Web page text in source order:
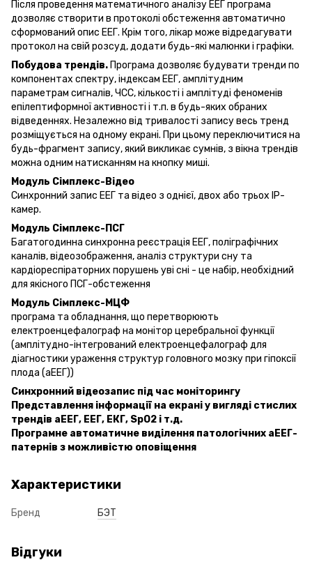
Після проведення математичного аналізу ЕЕГ програма
дозволяє створити в протоколі обстеження автоматично
сформований опис ЕЕГ. Крім того, лікар може відредагувати
протокол на свій розсуд, додати будь-які малюнки і графіки.
Побудова трендів. Програма дозволяє будувати тренди по
компонентах спектру, індексам ЕЕГ, амплітудним
параметрам сигналів, ЧСС, кількості і амплітуді феноменів
епілептиформної активності і т.п. в будь-яких обраних
відведеннях. Незалежно від тривалості запису весь тренд
розміщується на одному екрані. При цьому переключитися на
будь-фрагмент запису, який викликає сумнів, з вікна трендів
можна одним натисканням на кнопку миші.
Модуль Сімплекс-Відео
Синхронний запис ЕЕГ та відео з однієї, двох або трьох ІР-
камер.
Модуль Сімплекс-ПСГ
Багатогодинна синхронна реєстрація ЕЕГ, поліграфічних
каналів, відеозображення, аналіз структури сну та
кардіореспіраторних порушень уві сні - це набір, необхідний
для якісного ПСГ-обстеження
Модуль Сімплекс-МЦФ
програма та обладнання, що перетворюють
електроенцефалограф на монітор церебральної функції
(амплітудно-інтегрований електроенцефалограф для
діагностики ураження структур головного мозку при гіпоксії
плода (аЕЕГ))
Синхронний відеозапис під час моніторингу
Представлення інформації на екрані у вигляді стислих
трендів аЕЕГ, ЕЕГ, ЕКГ, SрО2 і т.д.
Програмне автоматичне виділення патологічних аЕЕГ-
патернів з можливістю оповіщення
Характеристики
Бренд БЭТ
Відгуки